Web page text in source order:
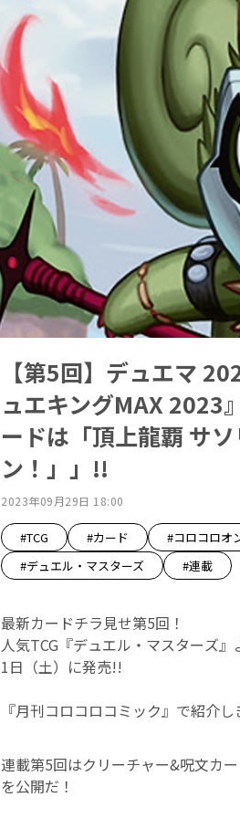
【第5回】デュエマ
ュエキングMAX 2023
ードは「頂上龍覇 サ
ン！」」!!
2023年09月29日 18:00
#TCG #カード #コロコロオ
#デュエル・マスターズ
#連載
最新カードチラ見せ第5回！
人気TCG『デュエル・マスターズ』
1日（土）に発売!!
『月刊コロコロコミック』で紹介
連載第5回はクリーチャー&呪文カ
を公開だ！